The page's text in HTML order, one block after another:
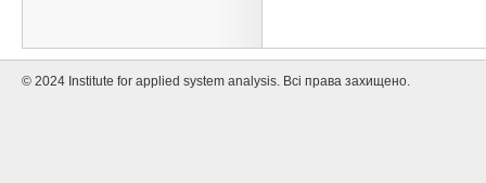
© 2024 Institute for applied system analysis. Всі права захищено.